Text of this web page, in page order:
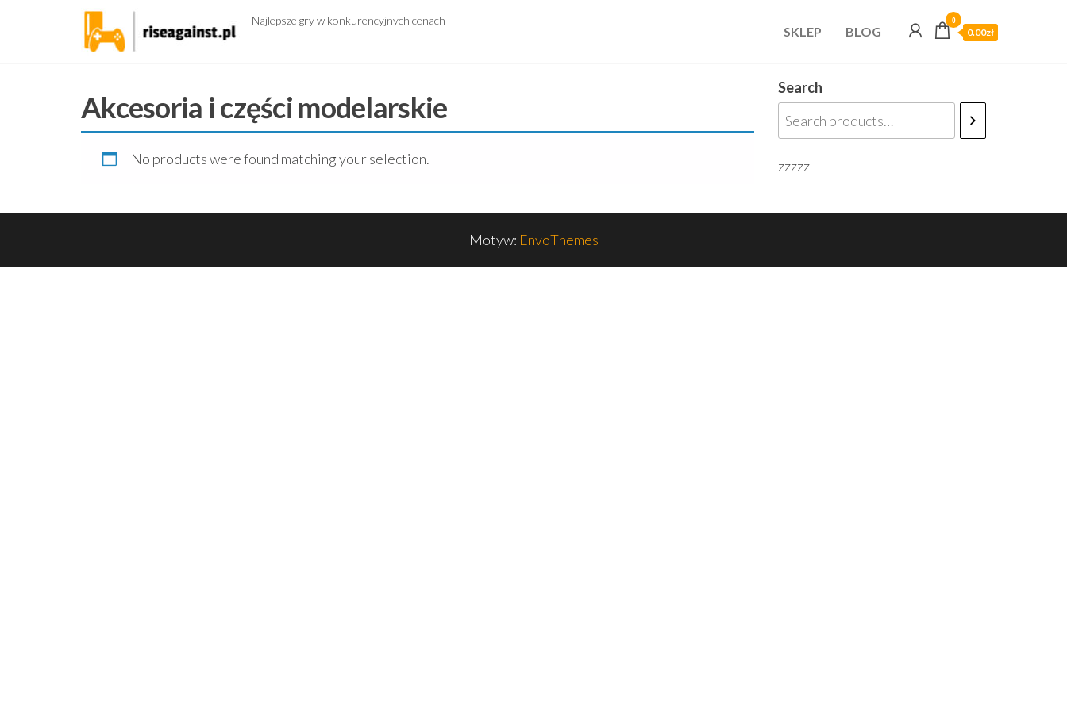
Najlepsze gry w konkurencyjnych cenach
SKLEP BLOG
0
0.00zł
Akcesoria i części modelarskie
No products were found matching your selection.
Search
zzzzz
Motyw: EnvoThemes